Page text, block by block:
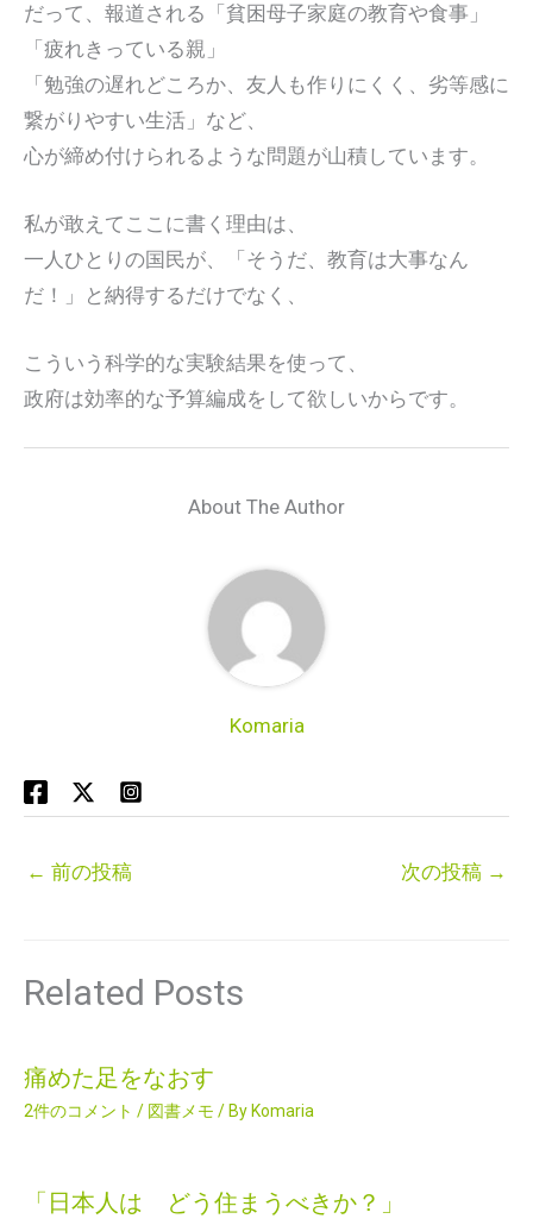
だって、報道される「貧困母子家庭の教育や食事」
「疲れきっている親」
「勉強の遅れどころか、友人も作りにくく、劣等感に
繋がりやすい生活」など、
心が締め付けられるような問題が山積しています。
私が敢えてここに書く理由は、
一人ひとりの国民が、「そうだ、教育は大事なん
だ！」と納得するだけでなく、
こういう科学的な実験結果を使って、
政府は効率的な予算編成をして欲しいからです。
About The Author
Komaria
← 前の投稿 次の投稿 →
Related Posts
痛めた足をなおす
2件のコメント / 図書メモ / By Komaria
「日本人は どう住まうべきか？」